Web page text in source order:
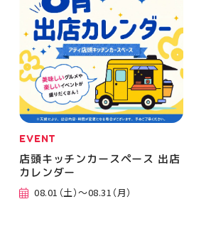
EVENT
店頭キッチンカースペース 出店
カレンダー
08.01（土）～08.31（月）